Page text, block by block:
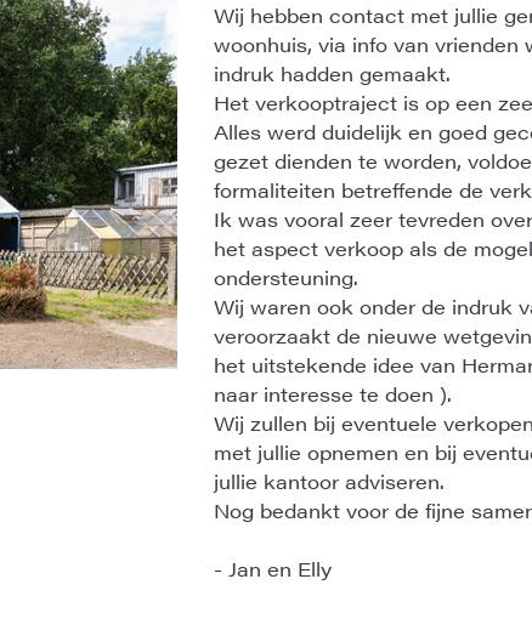
Wij hebben contact met jullie
woonhuis, via info van vrienden
indruk hadden gemaakt.
Het verkooptraject is op een
Alles werd duidelijk en goed
gezet dienden te worden,
formaliteiten betreffende de
Ik was vooral zeer tevreden
het aspect verkoop als de
ondersteuning.
Wij waren ook onder de indruk
veroorzaakt de nieuwe
het uitstekende idee van
naar interesse te doen ).
Wij zullen bij eventuele
met jullie opnemen en bij
jullie kantoor adviseren.
Nog bedankt voor de fijne
- Jan en Elly